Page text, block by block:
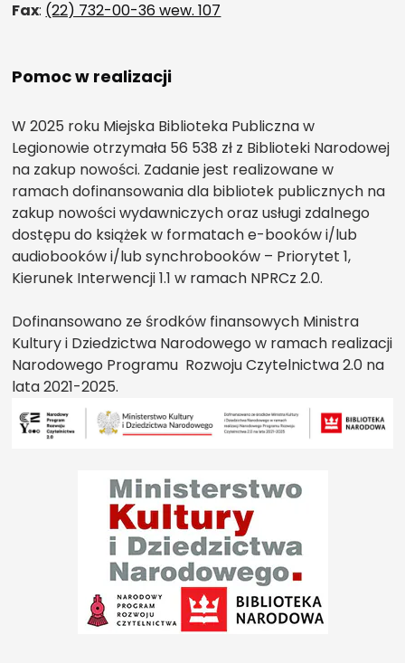
Fax: (22) 732-00-36 wew. 107
Pomoc w realizacji
W 2025 roku Miejska Biblioteka Publiczna w
Legionowie otrzymała 56 538 zł z Biblioteki Narodowej
na zakup nowości. Zadanie jest realizowane w
ramach dofinansowania dla bibliotek publicznych na
zakup nowości wydawniczych oraz usługi zdalnego
dostępu do książek w formatach e-booków i/lub
audiobooków i/lub synchrobooków – Priorytet 1,
Kierunek Interwencji 1.1 w ramach NPRCz 2.0.
Dofinansowano ze środków finansowych Ministra
Kultury i Dziedzictwa Narodowego w ramach realizacji
Narodowego Programu Rozwoju Czytelnictwa 2.0 na
lata 2021-2025.